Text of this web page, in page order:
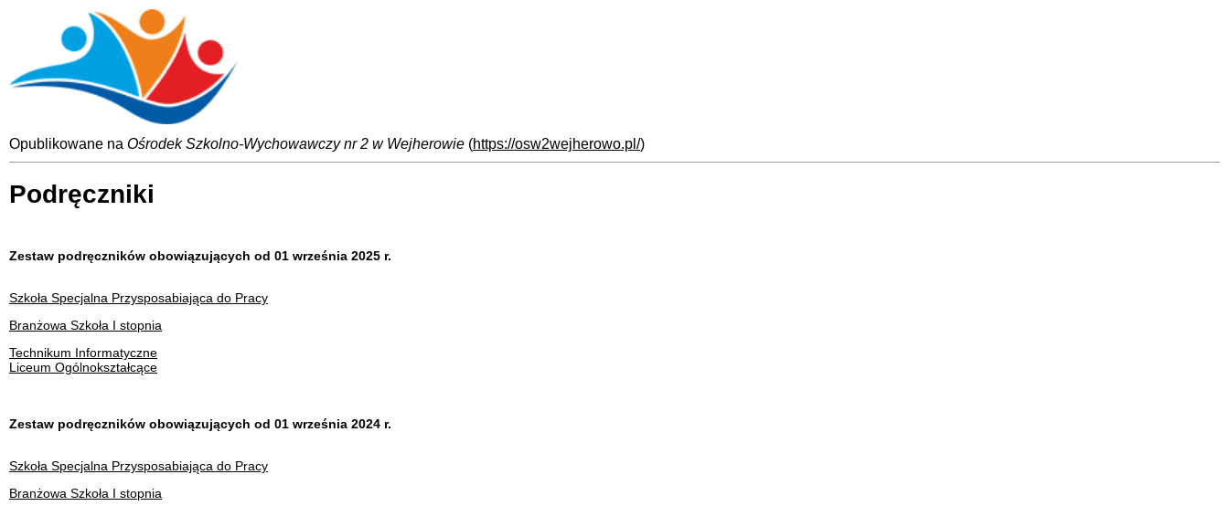
Opublikowane na Ośrodek Szkolno-Wychowawczy nr 2 w Wejherowie (https://osw2wejherowo.pl/)
Podręczniki
Zestaw podręczników obowiązujących od 01 września 2025 r.
Szkoła Specjalna Przysposabiająca do Pracy
Branżowa Szkoła I stopnia
Technikum Informatyczne
Liceum Ogólnokształcące
Zestaw podręczników obowiązujących od 01 września 2024 r.
Szkoła Specjalna Przysposabiająca do Pracy
Branżowa Szkoła I stopnia